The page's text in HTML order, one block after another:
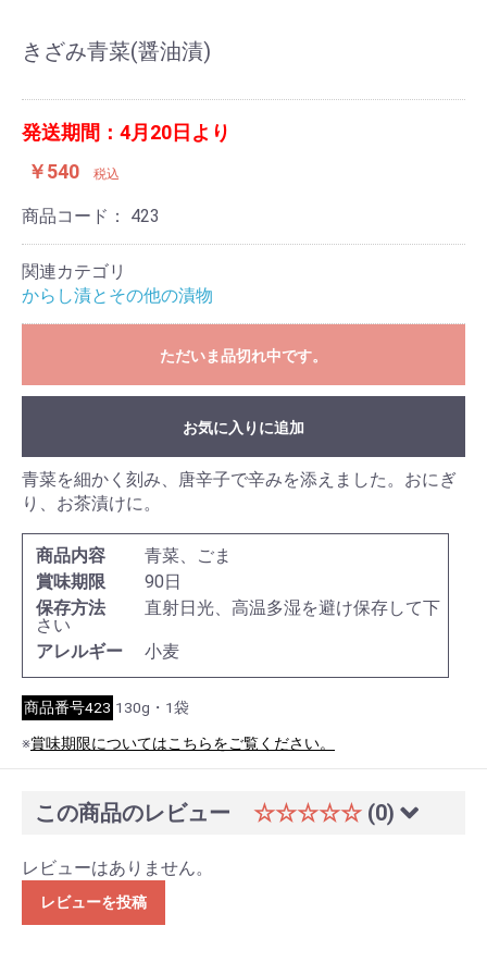
きざみ青菜(醤油漬)
発送期間：4月20日より
￥540
税込
商品コード： 423
関連カテゴリ
からし漬とその他の漬物
ただいま品切れ中です。
お気に入りに追加
青菜を細かく刻み、唐辛子で辛みを添えました。おにぎ
り、お茶漬けに。
商品内容
青菜、ごま
賞味期限
90日
保存方法
直射日光、高温多湿を避け保存して下
さい
アレルギー
小麦
商品番号423 130g・1袋
※賞味期限についてはこちらをご覧ください。
この商品のレビュー ☆☆☆☆☆ (0)
レビューはありません。
レビューを投稿